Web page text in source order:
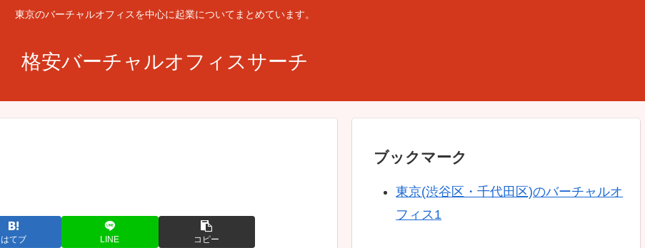
東京のバーチャルオフィスを中心に起業についてまとめています。
格安バーチャルオフィスサーチ
はてブ LINE コピー
ブックマーク
東京(渋谷区・千代田区)のバーチャルオ
フィス1